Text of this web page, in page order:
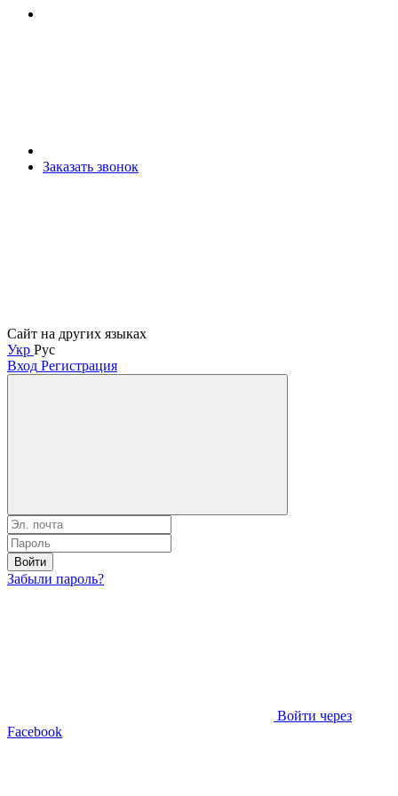
Заказать звонок
Сайт на других языках
Укр Рус
Вход Регистрация
Войти
Забыли пароль?
Войти через
Facebook